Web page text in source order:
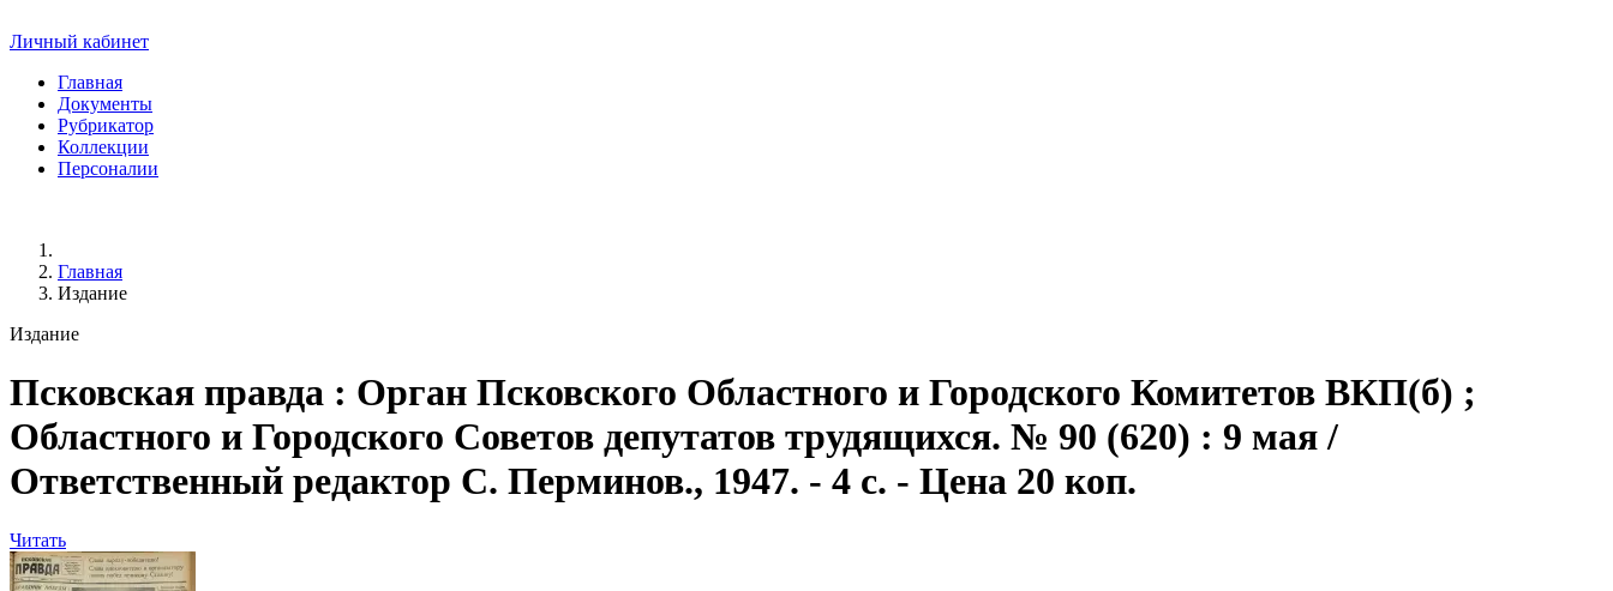
Личный кабинет
Главная
Документы
Рубрикатор
Коллекции
Персоналии
Главная
Издание
Издание
Псковская правда : Орган Псковского Областного и Городского Комитетов ВКП(б) ;
Областного и Городского Советов депутатов трудящихся. № 90 (620) : 9 мая /
Ответственный редактор С. Перминов., 1947. - 4 с. - Цена 20 коп.
Читать